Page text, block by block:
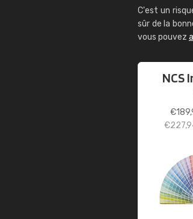
C'est un
sûr de la
vous pouvez
NCS
€
€